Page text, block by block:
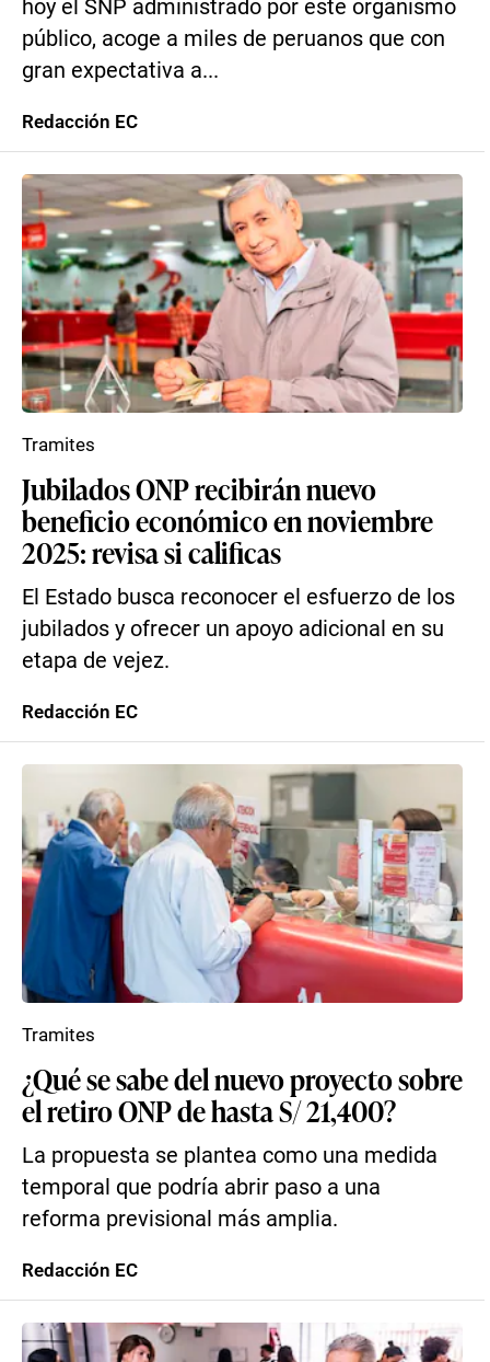
hoy el SNP administrado por este organismo
público, acoge a miles de peruanos que con
gran expectativa a...
Redacción EC
Jubilados ONP recibirán nuevo
beneficio económico en noviembre
2025: revisa si calificas
El Estado busca reconocer el esfuerzo de los
jubilados y ofrecer un apoyo adicional en su
etapa de vejez.
Tramites
Redacción EC
¿Qué se sabe del nuevo proyecto sobre
el retiro ONP de hasta S/ 21,400?
La propuesta se plantea como una medida
temporal que podría abrir paso a una
reforma previsional más amplia.
Tramites
Redacción EC